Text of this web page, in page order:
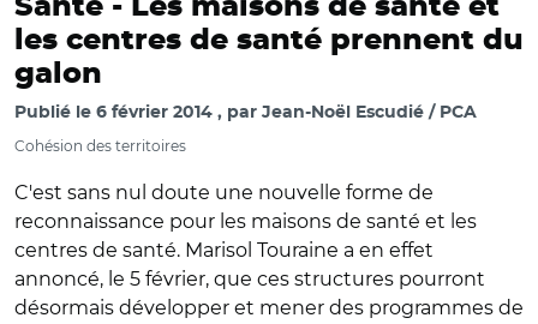
Santé - Les maisons de santé et
les centres de santé prennent du
galon
Publié le 6 février 2014 par Jean-Noël Escudié / PCA
Cohésion des territoires
C'est sans nul doute une nouvelle forme de
reconnaissance pour les maisons de santé et les
centres de santé. Marisol Touraine a en effet
annoncé, le 5 février, que ces structures pourront
désormais développer et mener des programmes de